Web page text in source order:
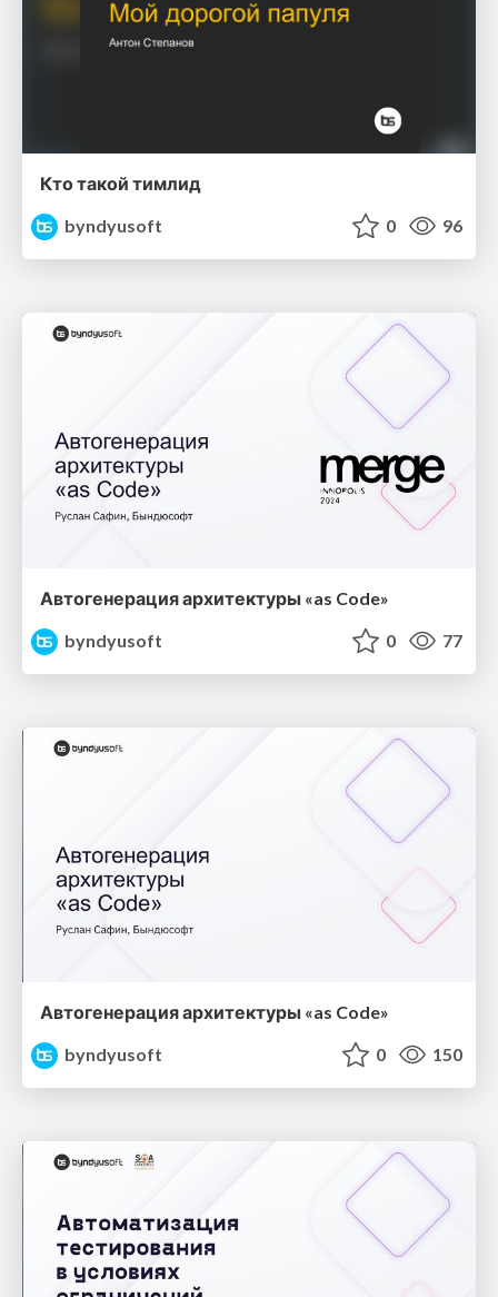
Кто такой тимлид
byndyusoft
0 96
Автогенерация архитектуры «as Code»
byndyusoft
0 77
Автогенерация архитектуры «as Code»
byndyusoft
0 150